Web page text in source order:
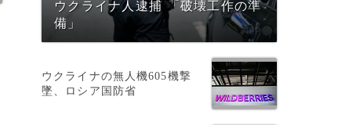
ウクライナ人逮捕 「破壊工作の準
備」
ウクライナの無人機605機撃
墜、ロシア国防省